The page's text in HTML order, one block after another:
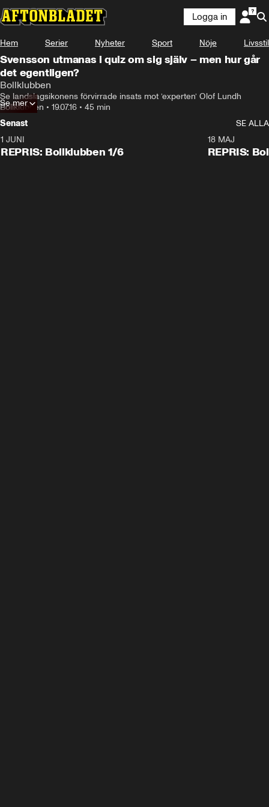
Logga in
Hem Serier Nyheter Sport Nöje Livsstil
Svensson utmanas i quiz om sig själv – men hur går
det egentligen?
Bollklubben
Se landslagsikonens förvirrade insats mot ’experten’ Olof Lundh
Bollklubben • 19.07.16 • 45 min
Se mer
Senast
SE ALLA
1 JUNI
REPRIS: Bollklubben 1/6
18 MAJ
REPRIS: